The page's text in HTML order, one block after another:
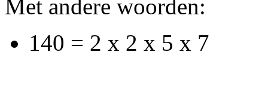
Met andere woorden:
140 = 2 x 2 x 5 x 7